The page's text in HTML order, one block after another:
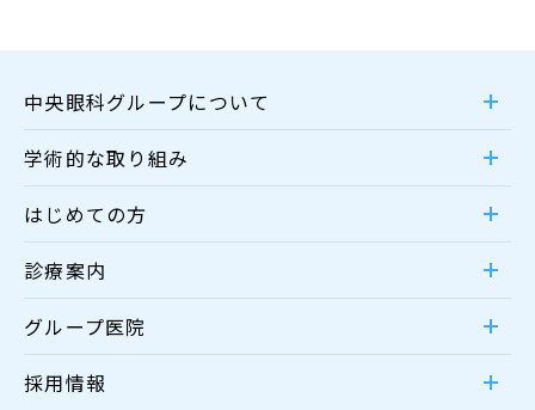
中央眼科グループについて
学術的な取り組み
はじめての方
診療案内
グループ医院
採用情報